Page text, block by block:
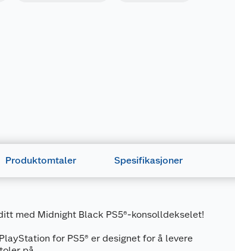
Produktomtaler Spesifikasjoner
med Midnight Black PS5®-konsolldekselet!
for PS5® er designet for å levere